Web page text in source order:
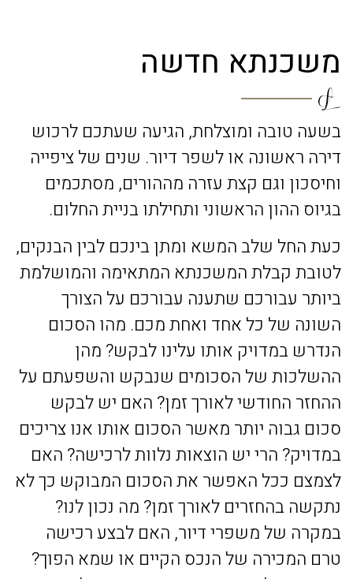
משכנתא חדשה
בשעה טובה ומוצלחת, הגיעה שעתכם לרכוש
דירה ראשונה או לשפר דיור. שנים של ציפייה
וחיסכון וגם קצת עזרה מההורים, מסתכמים
בגיוס ההון הראשוני ותחילתו בניית החלום.
כעת החל שלב המשא ומתן בינכם לבין הבנקים,
לטובת קבלת המשכנתא המתאימה והמושלמת
ביותר עבורכם שתענה עבורכם על הצורך
השונה של כל אחד ואחת מכם. מהו הסכום
הנדרש במדויק אותו עלינו לבקש? מהן
ההשלכות של הסכומים שנבקש והשפעתם על
ההחזר החודשי לאורך זמן? האם יש לבקש
סכום גבוה יותר מאשר הסכום אותו אנו צריכים
במדויק? הרי יש הוצאות נלוות לרכישה? האם
לצמצם ככל האפשר את הסכום המבוקש כך לא
נתקשה בהחזרים לאורך זמן? מה נכון לנו?
במקרה של משפרי דיור, האם לבצע רכישה
טרם המכירה של הנכס הקיים או שמא הפוך?